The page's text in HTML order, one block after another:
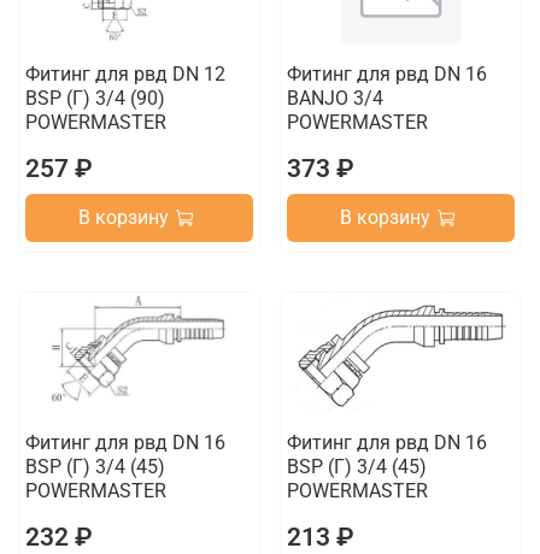
Фитинг для рвд DN 12
BSP (Г) 3/4 (90)
POWERMASTER
257 ₽
В корзину
Фитинг для рвд DN 16
BANJO 3/4
POWERMASTER
373 ₽
В корзину
Фитинг для рвд DN 16
BSP (Г) 3/4 (45)
POWERMASTER
232 ₽
Фитинг для рвд DN 16
BSP (Г) 3/4 (45)
POWERMASTER
213 ₽